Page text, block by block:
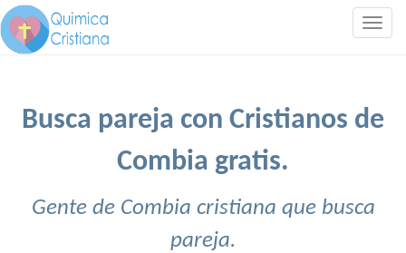
Busca pareja con Cristianos de
Combia gratis.
Gente de Combia cristiana que busca
pareja.